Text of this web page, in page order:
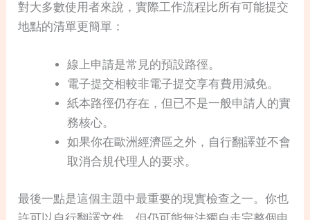
對大多數使用者來說，實際工作流程比所有可能提交
地點的清單更簡單：
線上申請是常見的預設路徑。
電子提交相較非電子提交享有費用減免。
紙本路徑仍存在，但已不是一般申請人的實
務核心。
如果你在歐洲經濟區之外，自行翻譯並不會
取消合規代理人的要求。
最後一點是這個主題中最重要的現實檢查之一。你也